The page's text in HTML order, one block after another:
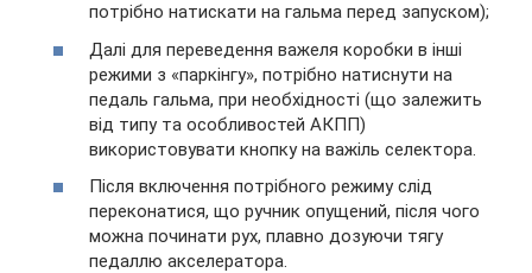
потрібно натискати на гальма перед запуском);
Далі для переведення важеля коробки в інші
режими з «паркінгу», потрібно натиснути на
педаль гальма, при необхідності (що залежить
від типу та особливостей АКПП)
використовувати кнопку на важіль селектора.
Після включення потрібного режиму слід
переконатися, що ручник опущений, після чого
можна починати рух, плавно дозуючи тягу
педаллю акселератора.